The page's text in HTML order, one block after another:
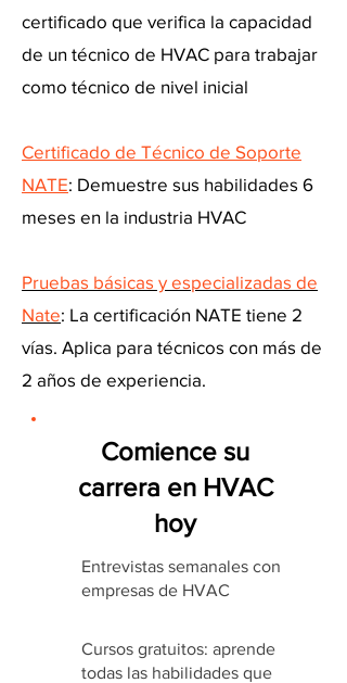
certificado que verifica la capacidad
de un técnico de HVAC para trabajar
como técnico de nivel inicial
Certificado de Técnico de Soporte
NATE: Demuestre sus habilidades 6
meses en la industria HVAC
Pruebas básicas y especializadas de
Nate: La certificación NATE tiene 2
vías. Aplica para técnicos con más de
2 años de experiencia.
Comience su
carrera en HVAC
hoy
Entrevistas semanales con
empresas de HVAC
Cursos gratuitos: aprende
todas las habilidades que